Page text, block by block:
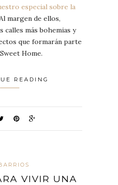
especial sobre la
margen de ellos,
más bohemias y
que formarán parte
Home.
READING
VIVIR UNA